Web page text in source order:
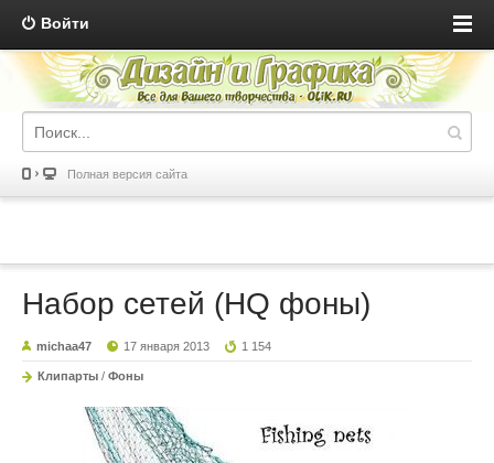
Войти
Полная версия сайта
Набор сетей (HQ фоны)
michaa47 17 января 2013 1 154
Клипарты / Фоны